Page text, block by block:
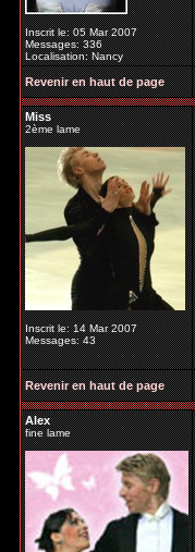
Inscrit le: 05 Mar 2007
Messages: 336
Localisation: Nancy
Revenir en haut de page
Miss
2ème lame
Inscrit le: 14 Mar 2007
Messages: 43
Revenir en haut de page
Alex
fine lame